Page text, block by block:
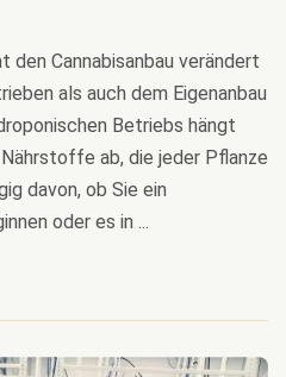
den Cannabisanbau verändert
als auch dem Eigenanbau
Betriebs hängt
ab, die jeder Pflanze
davon, ob Sie ein
oder es in ...